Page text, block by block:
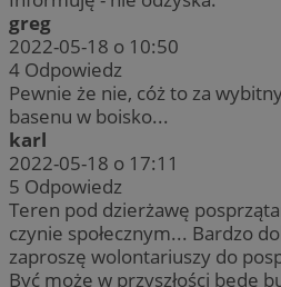
greg
2022-05-18 o 10:50
4 Odpowiedz
Pewnie że nie, cóż to za
basenu w boisko...
karl
2022-05-18 o 17:11
5 Odpowiedz
Teren pod dzierżawę
czynie społecznym... Bardzo
zaproszę wolontariuszy do
Być może w przyszłości będę